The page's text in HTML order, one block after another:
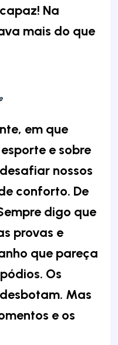
Na
mais do que
em que
e sobre
nossos
conforto. De
digo que
provas e
que pareça
Os
Mas
e os